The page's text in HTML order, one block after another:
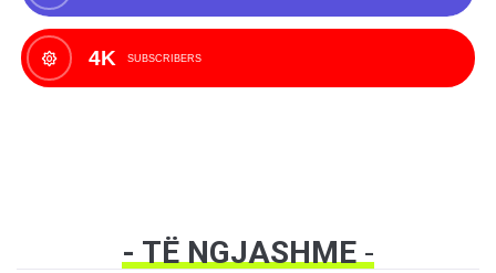
4K SUBSCRIBERS
- TË NGJASHME-